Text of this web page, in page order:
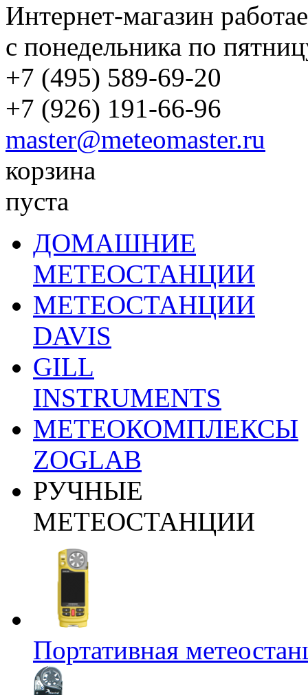
Интернет-магазин
с понедельника по
+7 (495) 589-69-20
+7 (926) 191-66-96
master@meteomaster.ru
корзина
пуста
ДОМАШНИЕ
МЕТЕОСТАНЦИИ
МЕТЕОСТАНЦИИ
DAVIS
GILL
INSTRUMENTS
МЕТЕОКОМПЛЕКСЫ
ZOGLAB
РУЧНЫЕ
МЕТЕОСТАНЦИИ
Портативная